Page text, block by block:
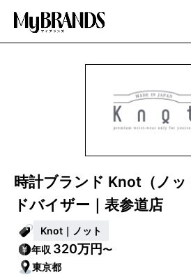
時計ブランド Knot（ノ
ドバイザー｜表参道店
Knot｜ノット
年収 320万円〜
東京都